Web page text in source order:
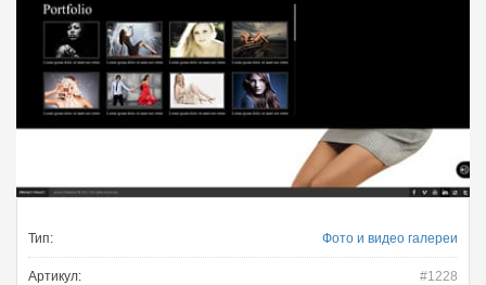
Тип: Фото и видео галереи
Артикул: #1228